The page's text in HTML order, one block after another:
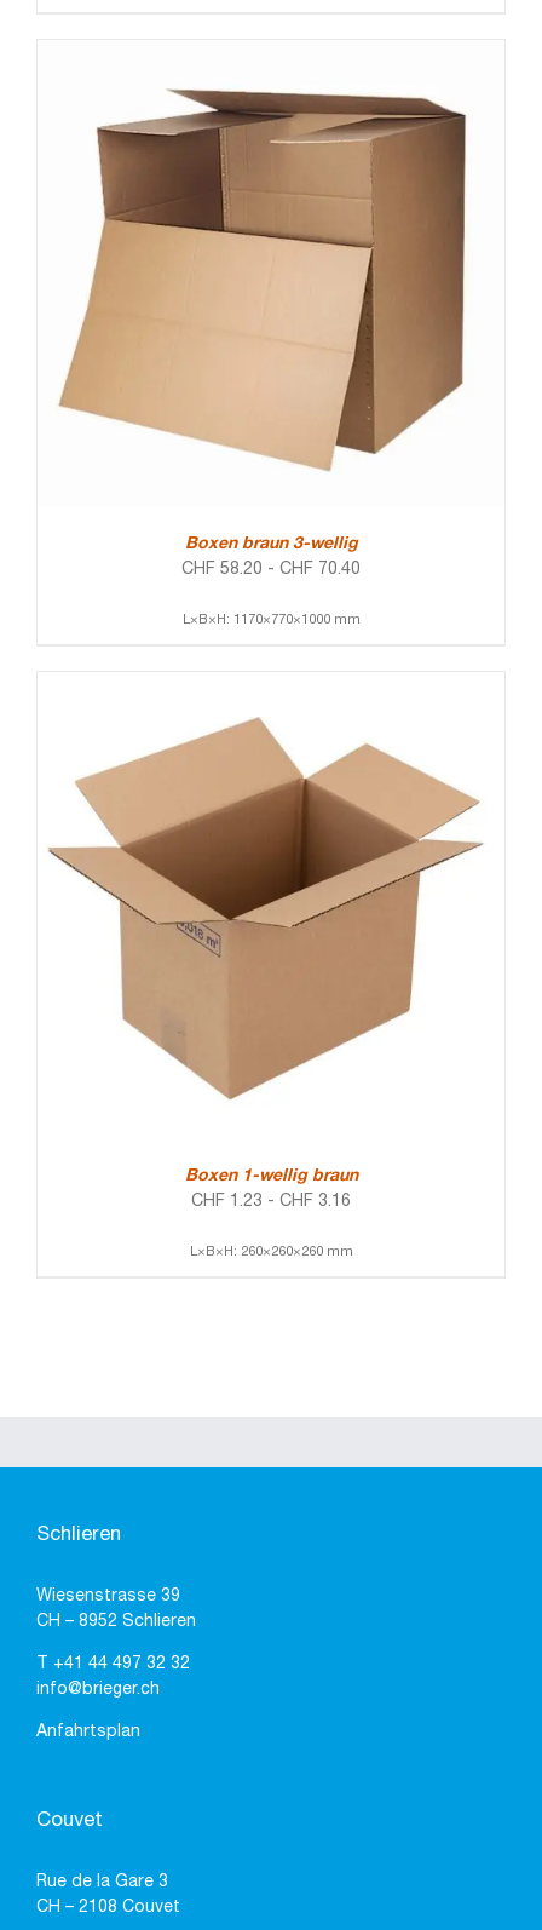
Boxen braun 3-wellig
CHF 58.20 - CHF 70.40
L×B×H: 1170×770×1000 mm
Boxen 1-wellig braun
CHF 1.23 - CHF 3.16
L×B×H: 260×260×260 mm
Schlieren
Wiesenstrasse 39
CH – 8952 Schlieren
+41 44 497 32 32
info@brieger.ch
Anfahrtsplan
Couvet
Rue de la Gare 3
CH – 2108 Couvet